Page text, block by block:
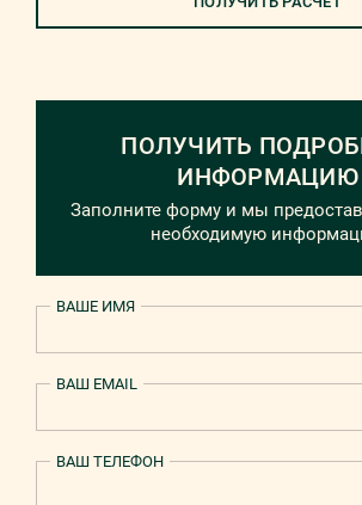
ПОЛУЧИТЬ
ИНФОРМАЦИЮ
Заполните форму и мы
необходимую
ВАШЕ ИМЯ
ВАШ EMAIL
ВАШ ТЕЛЕФОН